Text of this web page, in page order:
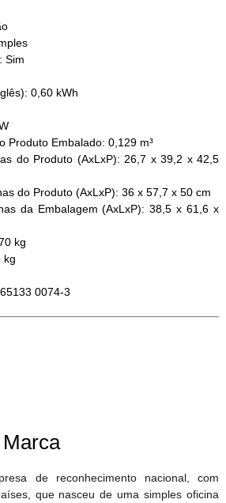
Sim
0,60 kWh
Produto Embalado: 0,129 m³
do Produto (AxLxP): 26,7 x 39,2 x 42,5
do Produto (AxLxP): 36 x 57,7 x 50 cm
da Embalagem (AxLxP): 38,5 x 61,6 x
kg
kg
0074-3
de reconhecimento nacional, com
que nasceu de uma simples oficina